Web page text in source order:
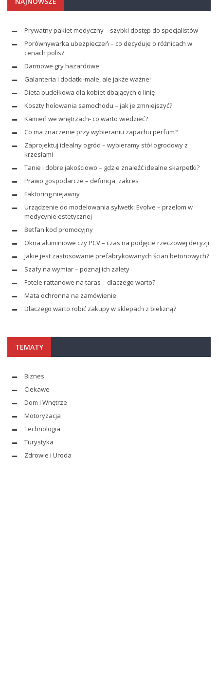
Prywatny pakiet medyczny – szybki dostęp do specjalistów
Porównywarka ubezpieczeń – co decyduje o różnicach w
cenach polis?
Darmowe gry hazardowe
Galanteria i dodatki-małe, ale jakże ważne!
Dieta pudełkowa dla kobiet dbających o linię
Koszty holowania samochodu – jak je zmniejszyć?
Kamień we wnętrzach- co warto wiedzieć?
Co ma znaczenie przy wybieraniu zapachu perfum?
Zaprojektuj idealny ogród – wybieramy stół ogrodowy z
krzesłami
Tanie i dobre jakościowo – gdzie znaleźć idealne skarpetki?
Prawo gospodarcze – definicja, zakres
Faktoring niejawny
Urządzenie do modelowania sylwetki Evolve – przełom w
medycynie estetycznej
Betfan kod promocyjny
Okna aluminiowe czy PCV – czas na podjęcie rzeczowej decyzji
Jakie jest zastosowanie prefabrykowanych ścian betonowych?
Szafy na wymiar – poznaj ich zalety
Fotele rattanowe na taras – dlaczego warto?
Mata ochronna na zamówienie
Dlaczego warto robić zakupy w sklepach z bielizną?
TEMATY
Biznes
Ciekawe
Dom i Wnętrze
Motoryzacja
Technologia
Turystyka
Zdrowie i Uroda